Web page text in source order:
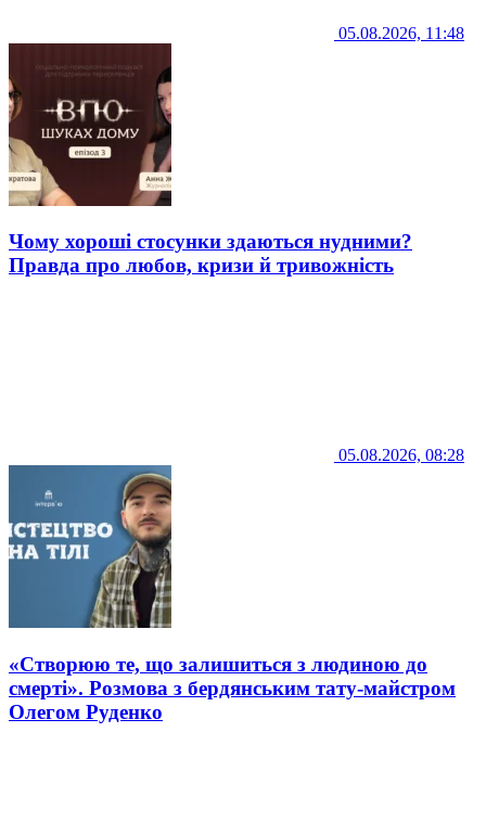
05.08.2026, 11:48
Чому хороші стосунки здаються нудними?
Правда про любов, кризи й тривожність
05.08.2026, 08:28
«Створюю те, що залишиться з людиною до
смерті». Розмова з бердянським тату-майстром
Олегом Руденко